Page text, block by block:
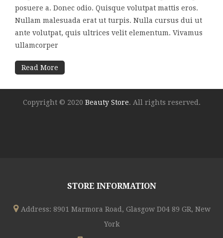
posuere a. Donec odio. Quisque volutpat mattis eros.
Nullam malesuada erat ut turpis. Nulla cursus dui ut
ante volutpat, quis ultrices velit elementum. Vivamus
ullamcorper
Read More
Copyright © 2020 Beauty Store. All rights reserved.
STORE INFORMATION
Address: 8901 Marmora Road, Glasgow D04 89 GR, New
York